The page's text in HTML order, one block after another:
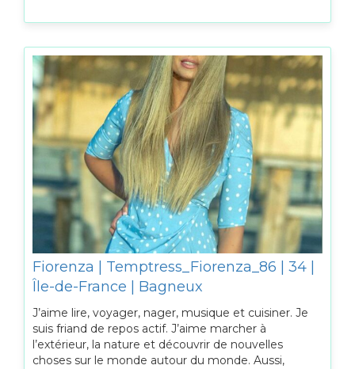
Fiorenza | Temptress_Fiorenza_86 | 34 |
Île-de-France | Bagneux
J’aime lire, voyager, nager, musique et cuisiner. Je
suis friand de repos actif. J’aime marcher à
l’extérieur, la nature et découvrir de nouvelles
choses sur le monde autour du monde. Aussi,